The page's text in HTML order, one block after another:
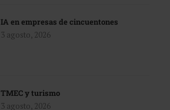
IA en empresas de cincuentones
3 agosto, 2026
TMEC y turismo
3 agosto, 2026